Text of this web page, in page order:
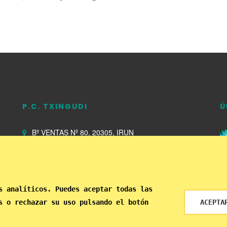
P.C. TXINGUDI
Bº VENTAS Nº 80, 20305, IRUN
analíticos. Puedes aceptar todas las
rechazar su uso pulsando el botón